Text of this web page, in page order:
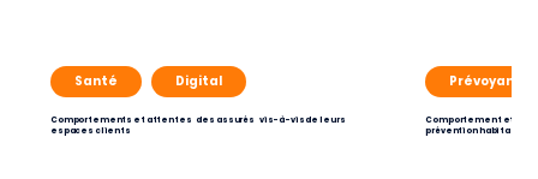
Santé Digital
Comportements et attentes des assurés vis-à-vis de leurs
espaces clients
Prévoyance
Comportement et
prévention habitation